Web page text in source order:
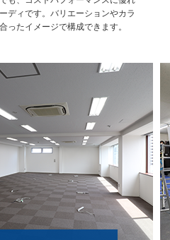
ディです。バリエーションやカラ
ったイメージで構成できます。